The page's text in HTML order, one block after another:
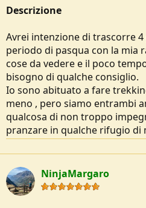
o
n
Descrizione
Avrei intenzione di trascorre
periodo di pasqua con la mia
cose da vedere e il poco
bisogno di qualche consiglio.
Io sono abituato a fare
meno , pero siamo entrambi
qualcosa di non troppo
pranzare in qualche rifugio di
NinjaMargaro